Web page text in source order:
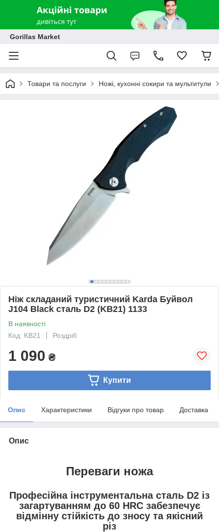
Gorillas Market
Товари та послуги Ножі, кухонні сокири та мультитули
Ніж складаний туристичний Karda Буйвол
J104 Black сталь D2 (KB21) 1133
В наявності
Код: KB21
Роздріб
1 090 ₴
Купити
Опис Характеристики Відгуки про товар Доставка
Опис
Переваги ножа
Професійна інструментальна сталь D2 із
загартуванням до 60 HRC забезпечує
відмінну стійкість до зносу та якісний
різ